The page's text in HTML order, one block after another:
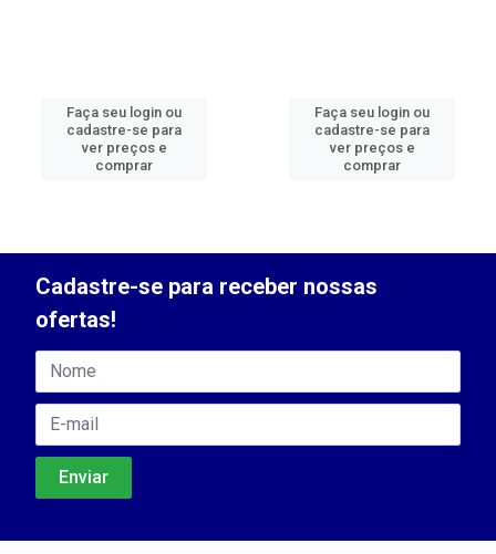
Faça seu login ou
cadastre-se para
ver preços e
comprar
Faça seu login ou
cadastre-se para
ver preços e
comprar
Cadastre-se para receber nossas
ofertas!